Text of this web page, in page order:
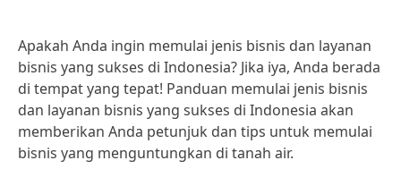
Apakah Anda ingin memulai jenis bisnis dan layanan
bisnis yang sukses di Indonesia? Jika iya, Anda berada
di tempat yang tepat! Panduan memulai jenis bisnis
dan layanan bisnis yang sukses di Indonesia akan
memberikan Anda petunjuk dan tips untuk memulai
bisnis yang menguntungkan di tanah air.